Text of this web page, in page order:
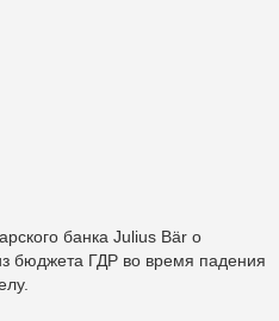
банка Julius Bär о
бюджета ГДР во время падения